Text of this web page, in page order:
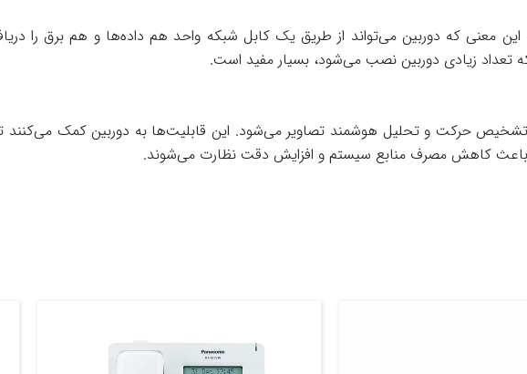
این معنی که دوربین می‌تواند از طریق یک کابل شبکه واحد هم داده‌ها و هم برق را
زیادی دوربین نصب می‌شود، بسیار مفید است.
حرکت و تحلیل هوشمند تصاویر می‌شود. این قابلیت‌ها به دوربین کمک می‌کنند
باعث کاهش مصرف منابع سیستم و افزایش دقت نظارت می‌شوند.